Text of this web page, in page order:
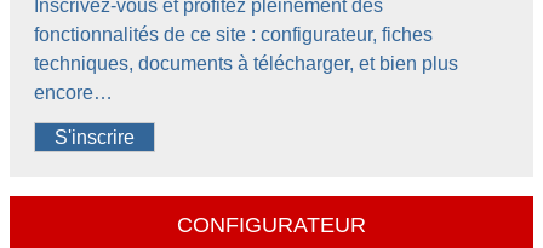
Inscrivez-vous et profitez pleinement des
fonctionnalités de ce site : configurateur, fiches
techniques, documents à télécharger, et bien plus
encore…
S'inscrire
CONFIGURATEUR